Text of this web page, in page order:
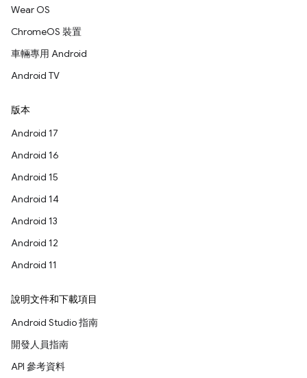
Wear OS
ChromeOS 裝置
車輛專用 Android
Android TV
版本
Android 17
Android 16
Android 15
Android 14
Android 13
Android 12
Android 11
說明文件和下載項目
Android Studio 指南
開發人員指南
API 參考資料